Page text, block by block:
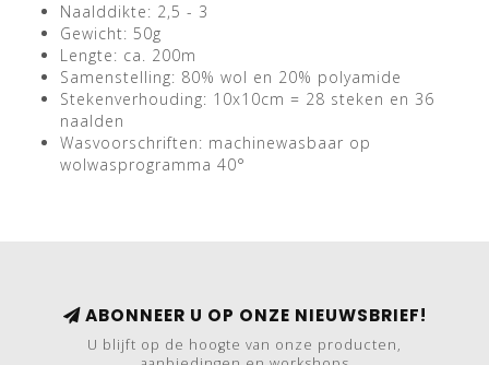
Naalddikte: 2,5 - 3
Gewicht: 50g
Lengte: ca. 200m
Samenstelling: 80% wol en 20% polyamide
Stekenverhouding: 10x10cm = 28 steken en 36
naalden
Wasvoorschriften: machinewasbaar op
wolwasprogramma 40°
ABONNEER U OP ONZE NIEUWSBRIEF!
U blijft op de hoogte van onze producten,